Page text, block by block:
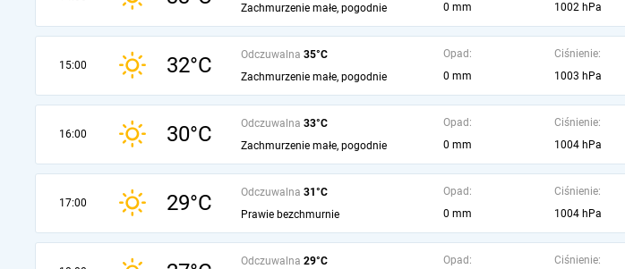
Zachmurzenie małe, pogodnie
0 mm
1002 hPa
15:00 32°C Odczuwalna 35°C
Zachmurzenie małe, pogodnie
Opad:
0 mm
Ciśnienie:
1003 hPa
16:00 30°C Odczuwalna 33°C
Zachmurzenie małe, pogodnie
Opad:
0 mm
Ciśnienie:
1004 hPa
17:00 29°C Odczuwalna 31°C
Prawie bezchmurnie
Opad:
0 mm
Ciśnienie:
1004 hPa
Odczuwalna 29°C
Opad:
Ciśnienie: